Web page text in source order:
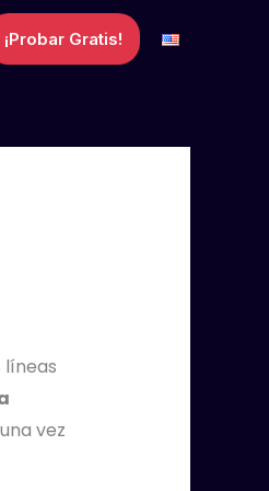
¡Probar Gratis!
líneas
vez